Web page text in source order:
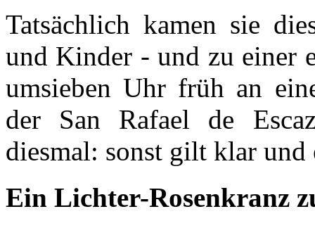
Tatsächlich kamen sie
und Kinder - und zu einer
umsieben Uhr früh an
der San Rafael de
diesmal: sonst gilt klar
Ein Lichter-Rosenkranz